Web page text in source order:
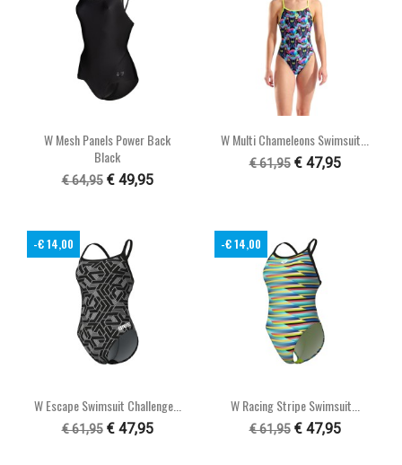
W Mesh Panels Power Back
Black
€ 64,95 € 49,95
W Multi Chameleons Swimsuit...
€ 61,95 € 47,95
W Escape Swimsuit Challenge...
€ 61,95 € 47,95
-€ 14,00
W Racing Stripe Swimsuit...
€ 61,95 € 47,95
-€ 14,00